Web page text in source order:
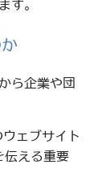
す。
ら企業や団
ェブサイト
伝える重要